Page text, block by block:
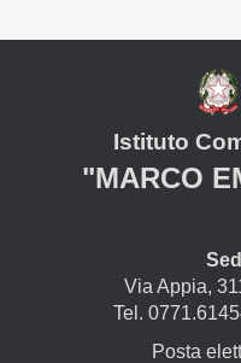
Istituto
"MARCO
Via Appia,
Tel.
Posta